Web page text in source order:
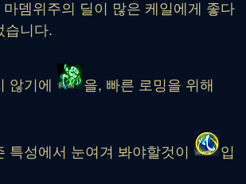
마뎀위주의 딜이 많은 케일에게 좋다
습니다.
않기에 을, 빠른 로밍을 위해
특성에서 눈여겨 봐야할것이
입